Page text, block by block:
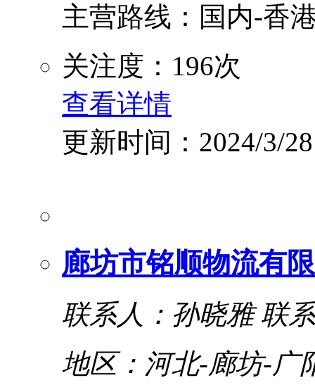
主营路线：国内-香
关注度：196次
查看详情
更新时间：2024/3/28
廊坊市铭顺物流有
联系人：孙晓雅 联
地区：河北-廊坊-广